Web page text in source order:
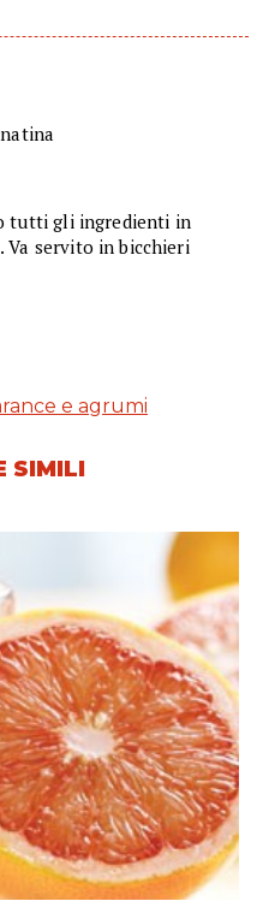
tutti gli ingredienti in
Va servito in bicchieri
e agrumi
SIMILI